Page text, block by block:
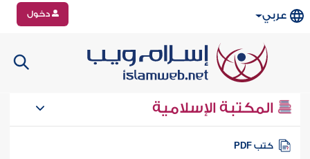
عربي دخول
المكتبة الإسلامية